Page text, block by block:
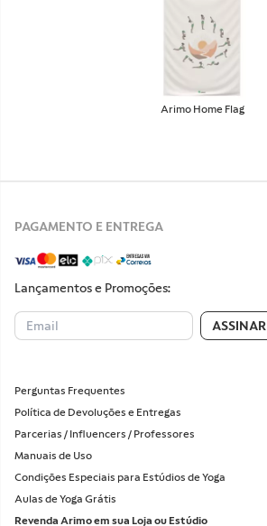
Arimo Home Flag
PAGAMENTO E ENTREGA
Lançamentos e Promoções:
ASSINAR
Perguntas Frequentes
Política de Devoluções e Entregas
Parcerias / Influencers / Professores
Manuais de Uso
Condições Especiais para Estúdios de Yoga
Aulas de Yoga Grátis
Revenda Arimo em sua Loja ou Estúdio